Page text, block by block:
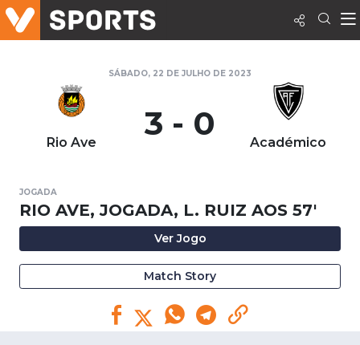
SÁBADO, 22 DE JULHO DE 2023
Rio Ave 3 - 0 Académico
JOGADA
RIO AVE, JOGADA, L. RUIZ AOS 57'
Ver Jogo
Match Story